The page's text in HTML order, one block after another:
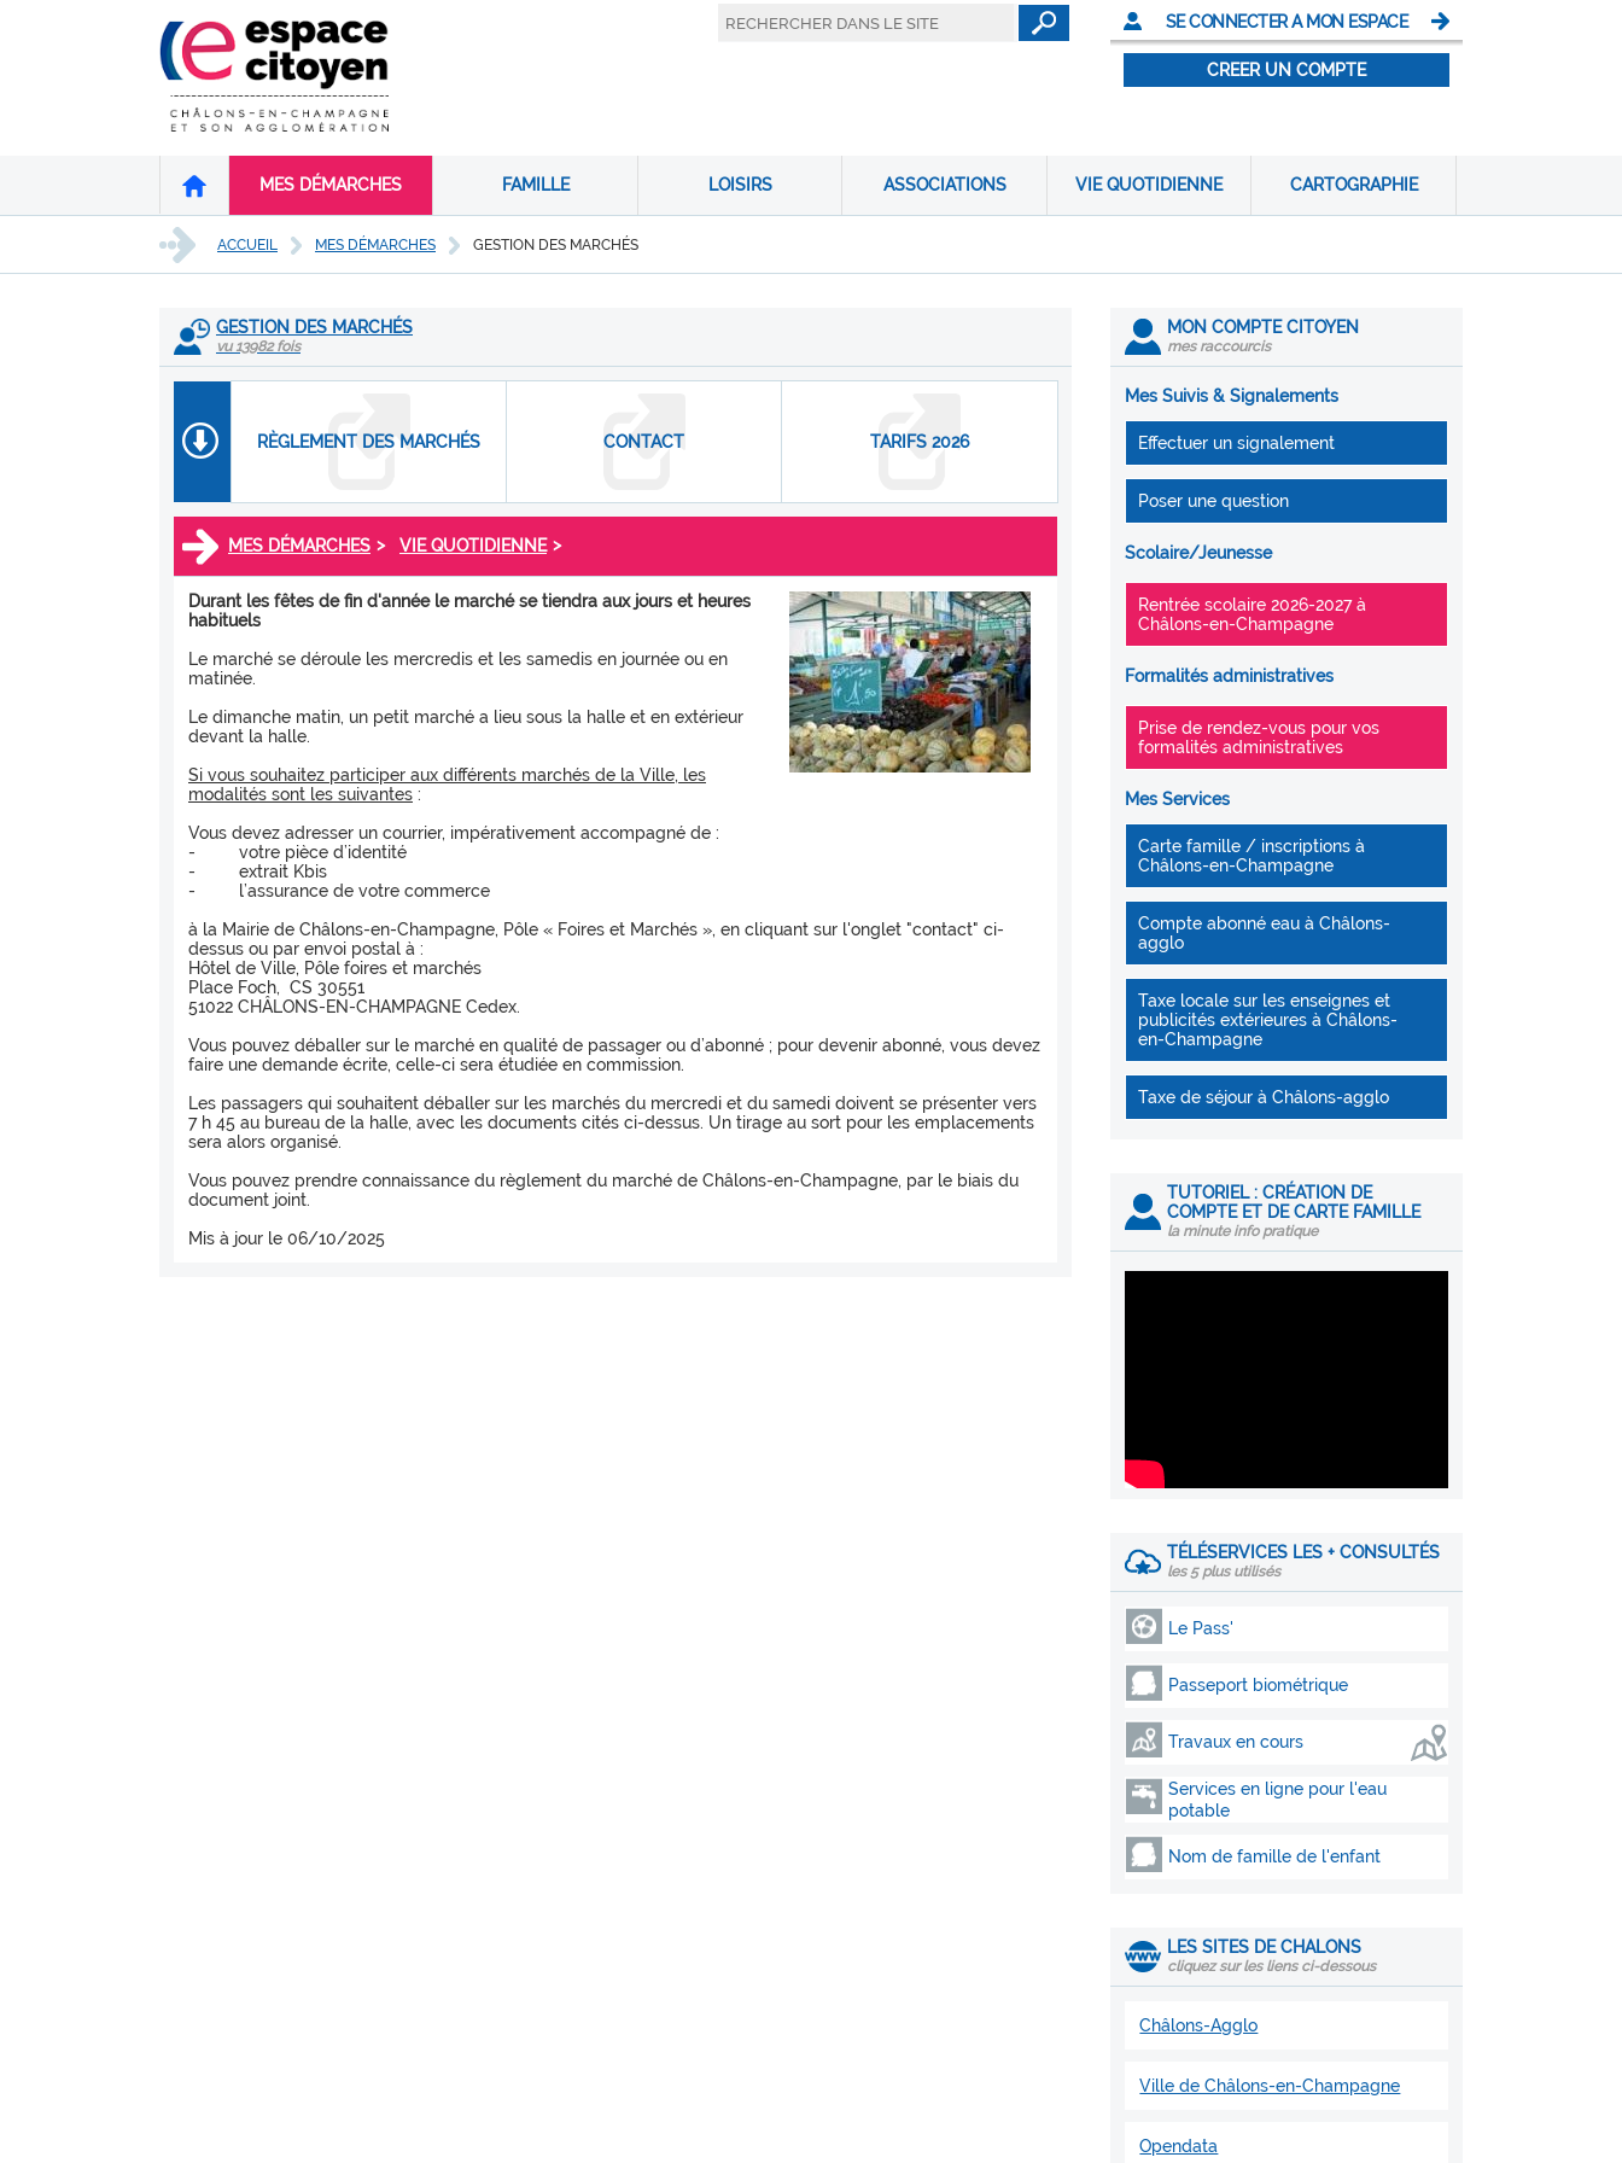
SE CONNECTER A MON ESPACE
CREER UN COMPTE
MES DÉMARCHES FAMILLE LOISIRS ASSOCIATIONS VIE QUOTIDIENNE CARTOGRAPHIE
ACCUEIL MES DÉMARCHES GESTION DES MARCHÉS
GESTION DES MARCHÉS
vu 13982 fois
RÈGLEMENT DES MARCHÉS CONTACT TARIFS 2026
MES DÉMARCHES > VIE QUOTIDIENNE >
Durant les fêtes de fin d'année le marché se tiendra aux jours et heures
habituels
Le marché se déroule les mercredis et les samedis en journée ou en
matinée.
Le dimanche matin, un petit marché a lieu sous la halle et en extérieur
devant la halle.
Si vous souhaitez participer aux différents marchés de la Ville, les
modalités sont les suivantes :
Vous devez adresser un courrier, impérativement accompagné de :
- votre pièce d’identité
- extrait Kbis
- l’assurance de votre commerce
à la Mairie de Châlons-en-Champagne, Pôle « Foires et Marchés », en cliquant sur l'onglet "contact" ci-
dessus ou par envoi postal à :
Hôtel de Ville, Pôle foires et marchés
Place Foch, CS 30551
51022 CHÂLONS-EN-CHAMPAGNE Cedex.
Vous pouvez déballer sur le marché en qualité de passager ou d’abonné ; pour devenir abonné, vous devez
faire une demande écrite, celle-ci sera étudiée en commission.
Les passagers qui souhaitent déballer sur les marchés du mercredi et du samedi doivent se présenter vers
7 h 45 au bureau de la halle, avec les documents cités ci-dessus. Un tirage au sort pour les emplacements
sera alors organisé.
Vous pouvez prendre connaissance du règlement du marché de Châlons-en-Champagne, par le biais du
document joint.
Mis à jour le 06/10/2025
MON COMPTE CITOYEN
mes raccourcis
Mes Suivis & Signalements
Effectuer un signalement
Poser une question
Scolaire/Jeunesse
Rentrée scolaire 2026-2027 à
Châlons-en-Champagne
Formalités administratives
Prise de rendez-vous pour vos
formalités administratives
Mes Services
Carte famille / inscriptions à
Châlons-en-Champagne
Compte abonné eau à Châlons-
agglo
Taxe locale sur les enseignes et
publicités extérieures à Châlons-
en-Champagne
Taxe de séjour à Châlons-agglo
TUTORIEL : CRÉATION DE
COMPTE ET DE CARTE FAMILLE
la minute info pratique
TÉLÉSERVICES LES + CONSULTÉS
les 5 plus utilisés
Le Pass'
Passeport biométrique
Travaux en cours
Services en ligne pour l'eau
potable
Nom de famille de l'enfant
LES SITES DE CHALONS
cliquez sur les liens ci-dessous
Châlons-Agglo
Ville de Châlons-en-Champagne
Opendata